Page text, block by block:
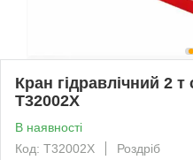
Кран гідравлічний 2
T32002X
В наявності
Код: T32002X
Роздріб